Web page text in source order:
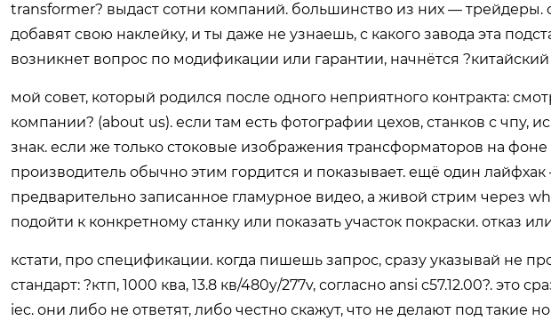
transformer? выдаст сотни компаний. большинство из них — трейдеры.
добавят свою наклейку, и ты даже не узнаешь, с какого завода эта
возникнет вопрос по модификации или гарантии, начнётся
мой совет, который родился после одного неприятного контракта:
компании? (about us). если там есть фотографии цехов, станков с чпу,
знак. если же только стоковые изображения трансформаторов на
производитель обычно этим гордится и показывает. ещё один
предварительно записанное гламурное видео, а живой стрим через
подойти к конкретному станку или показать участок покраски. отказ
кстати, про спецификации. когда пишешь запрос, сразу указывай не
стандарт: ?ктп, 1000 ква, 13.8 кв/480y/277v, согласно ansi c57.12.00?. это
iec. они либо не ответят, либо честно скажут, что не делают под такие